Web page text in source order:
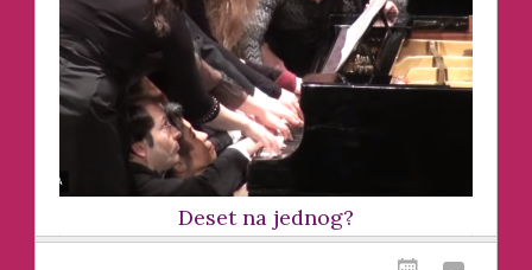
Deset na jednog?